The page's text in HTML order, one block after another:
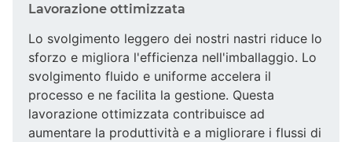
Lavorazione ottimizzata
Lo svolgimento leggero dei nostri nastri riduce lo
sforzo e migliora l'efficienza nell'imballaggio. Lo
svolgimento fluido e uniforme accelera il
processo e ne facilita la gestione. Questa
lavorazione ottimizzata contribuisce ad
aumentare la produttività e a migliorare i flussi di